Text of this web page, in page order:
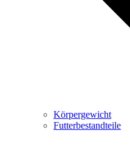
Körpergewicht
Futterbestandteile